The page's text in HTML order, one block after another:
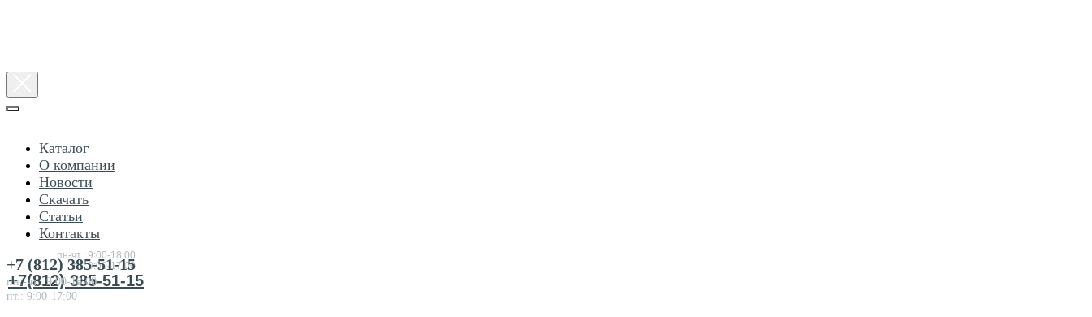
Консультация
пн-чт.: 9:00-18:00
пт.:9:00-17:00
+7(812) 385-51-15
Каталог
О компании
Новости
Скачать
Статьи
Контакты
+7 (812) 385-51-15
пн.-чт.: 9:00-18:00
пт.: 9:00-17:00